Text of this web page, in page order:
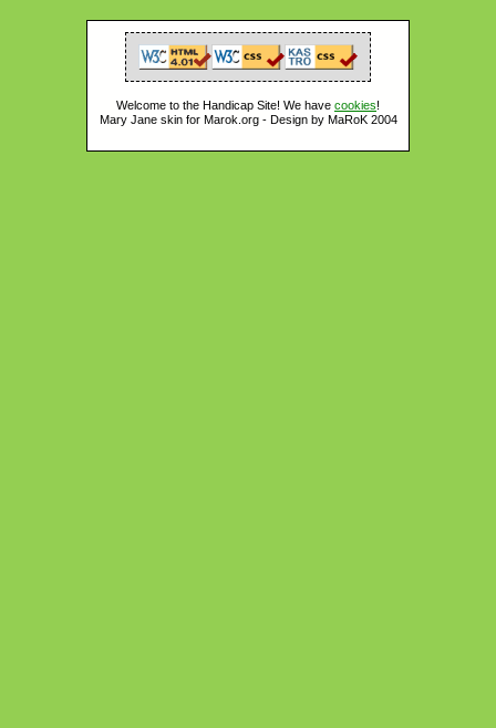
Welcome to the Handicap Site! We have cookies!
Mary Jane skin for Marok.org - Design by MaRoK 2004